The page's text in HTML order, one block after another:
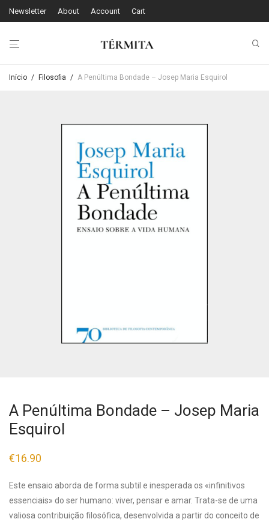
Newsletter About Account Cart
Início / Filosofia / A Penúltima Bondade – Josep Maria Esquirol
A Penúltima Bondade – Josep Maria
Esquirol
€16.90
Este ensaio aborda de forma subtil e inesperada os «infinitivos
essenciais» do ser humano: viver, pensar e amar. Trata-se de uma
valiosa contribuição filosófica, desenvolvida a partir do conceito de